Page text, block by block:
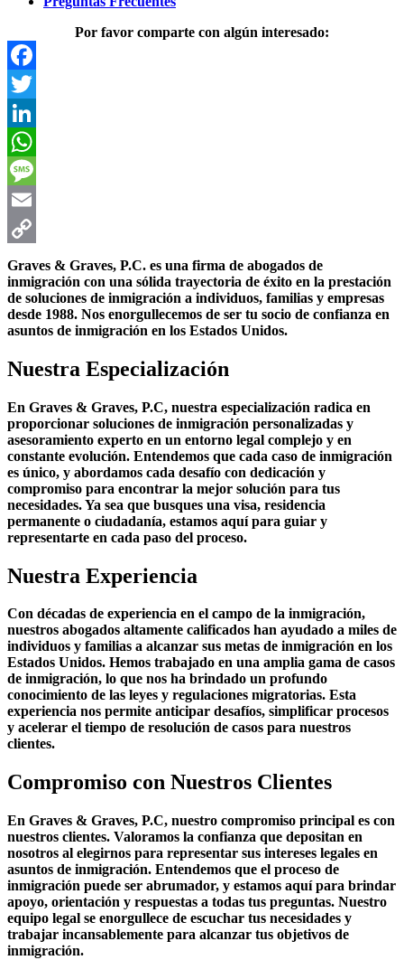
Por favor comparte con algún interesado:
Copy
Link
Graves & Graves, P.C. es una firma de abogados de
inmigración con una sólida trayectoria de éxito en la prestación
de soluciones de inmigración a individuos, familias y empresas
desde 1988. Nos enorgullecemos de ser tu socio de confianza en
asuntos de inmigración en los Estados Unidos.
Nuestra Especialización
En Graves & Graves, P.C, nuestra especialización radica en
proporcionar soluciones de inmigración personalizadas y
asesoramiento experto en un entorno legal complejo y en
constante evolución. Entendemos que cada caso de inmigración
es único, y abordamos cada desafío con dedicación y
compromiso para encontrar la mejor solución para tus
necesidades. Ya sea que busques una visa, residencia
permanente o ciudadanía, estamos aquí para guiar y
representarte en cada paso del proceso.
Nuestra Experiencia
Con décadas de experiencia en el campo de la inmigración,
nuestros abogados altamente calificados han ayudado a miles de
individuos y familias a alcanzar sus metas de inmigración en los
Estados Unidos. Hemos trabajado en una amplia gama de casos
de inmigración, lo que nos ha brindado un profundo
conocimiento de las leyes y regulaciones migratorias. Esta
experiencia nos permite anticipar desafíos, simplificar procesos
y acelerar el tiempo de resolución de casos para nuestros
clientes.
Compromiso con Nuestros Clientes
En Graves & Graves, P.C, nuestro compromiso principal es con
nuestros clientes. Valoramos la confianza que depositan en
nosotros al elegirnos para representar sus intereses legales en
asuntos de inmigración. Entendemos que el proceso de
inmigración puede ser abrumador, y estamos aquí para brindar
apoyo, orientación y respuestas a todas tus preguntas. Nuestro
equipo legal se enorgullece de escuchar tus necesidades y
trabajar incansablemente para alcanzar tus objetivos de
inmigración.